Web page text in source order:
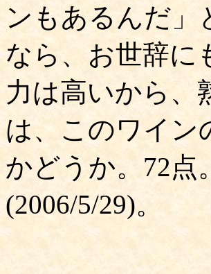
ンもあるんだ」
なら、お世辞に
力は高いから、
は、このワイン
かどうか。72点。
(2006/5/29)。